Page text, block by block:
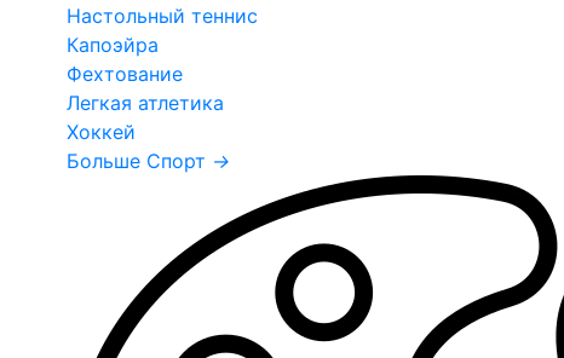
Настольный теннис
Капоэйра
Фехтование
Легкая атлетика
Хоккей
Больше Спорт →